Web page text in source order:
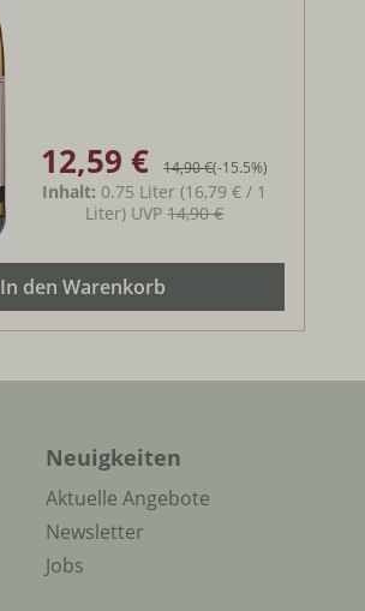
Verkaufspreis:
12,59 € Regulärer Preis:
14,90 €(-15.5%)
Inhalt: 0.75 Liter(16,79 € / 1
Liter) UVP14,90 €
In den Warenkorb
Neuigkeiten
Aktuelle Angebote
Newsletter
Jobs